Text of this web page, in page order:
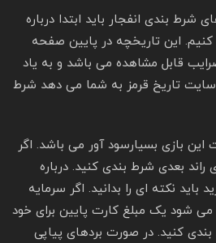
شرط بندی انفجار باید ابتدا درباره
این تاریخچه در پایین صفحه
قابل مشاهده می باشد و به یاد
سایت تاریخ قرمز به شما می دهد شرط
این بازی بسیارسود آور می باشد. اگر
راند بعدی شرط بندی کنید. درباره
باید نکته ای را بدانید. اگر سرمایه
شود یک مبلغ کارت پایین برای خود
کنید. در صورت بردهای پیاپی